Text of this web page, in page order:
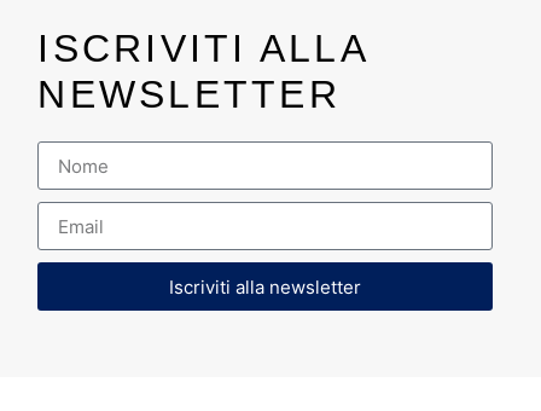
ISCRIVITI ALLA
NEWSLETTER
Iscriviti alla newsletter